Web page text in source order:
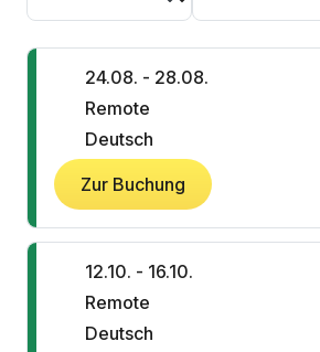
24.08. - 28.08.
Remote
Deutsch
Zur Buchung
12.10. - 16.10.
Remote
Deutsch